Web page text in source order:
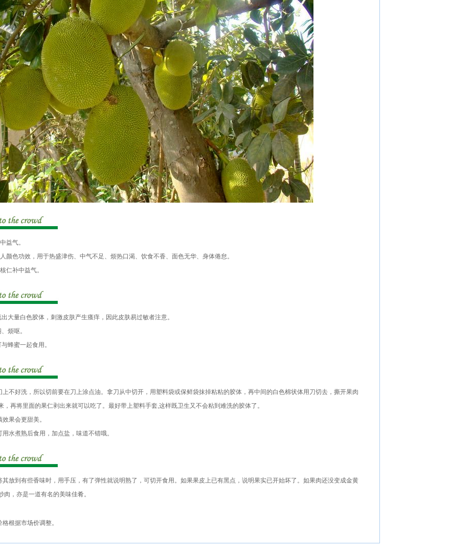
益气。
色功效，用于热盛津伤、中气不足、烦热口渴、饮食不香、面色无华、身体倦怠。
补中益气。
量白色胶体，刺激皮肤产生瘙痒，因此皮肤易过敏者注意。
烦呕。
蜂蜜一起食用。
好洗，所以切前要在刀上涂点油。拿刀从中切开，用塑料袋或保鲜袋抹掉粘粘的胶体，再中间的白色棉状体用刀切去，撕开果肉
再将里面的果仁剥出来就可以吃了。最好带上塑料手套,这样既卫生又不会粘到难洗的胶体了。
果会更甜美。
煮熟后食用，加点盐，味道不错哦。
到有些香味时，用手压，有了弹性就说明熟了，可切开食用。如果果皮上已有黑点，说明果实已开始坏了。如果肉还没变成金黄
，亦是一道有名的美味佳肴。
根据市场价调整。